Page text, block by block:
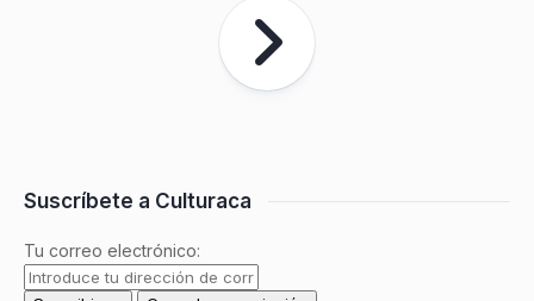
Suscríbete a Culturaca
Tu correo electrónico: